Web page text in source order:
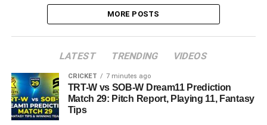
MORE POSTS
LATEST TRENDING VIDEOS
CRICKET 7 minutes ago
TRT-W vs SOB-W Dream11 Prediction
Match 29: Pitch Report, Playing 11, Fantasy
Tips